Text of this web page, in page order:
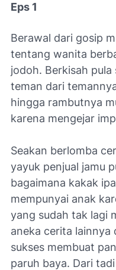
Eps 1
Berawal dari gosip
tentang wanita
jodoh. Berkisah
teman dari
hingga rambutnya
karena mengejar
Seakan berlomba
yayuk penjual jamu
bagaimana kakak
mempunyai anak
yang sudah tak lagi
aneka cerita lainnya
sukses membuat
paruh baya. Dari